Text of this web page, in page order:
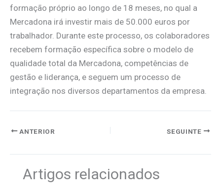
formação próprio ao longo de 18 meses, no qual a
Mercadona irá investir mais de 50.000 euros por
trabalhador. Durante este processo, os colaboradores
recebem formação específica sobre o modelo de
qualidade total da Mercadona, competências de
gestão e liderança, e seguem um processo de
integração nos diversos departamentos da empresa.
ANTERIOR SEGUINTE
Artigos relacionados